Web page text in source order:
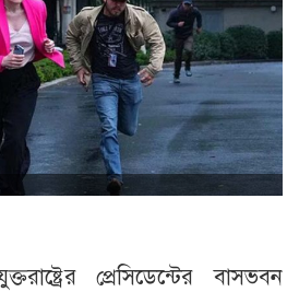
প্রেসিডেন্টের বাসভবন